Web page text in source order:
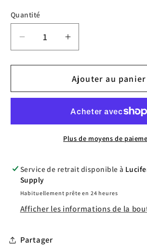
Quantité
Réduire
quantité
Trio
Augmenter
quantité
de
Trio
(prep,
spray)
Ajouter au panier
Plus de moyens de
Service de retrait disponible à
Supply
Habituellement prête en 24 heures
Afficher les informations de la
Partager